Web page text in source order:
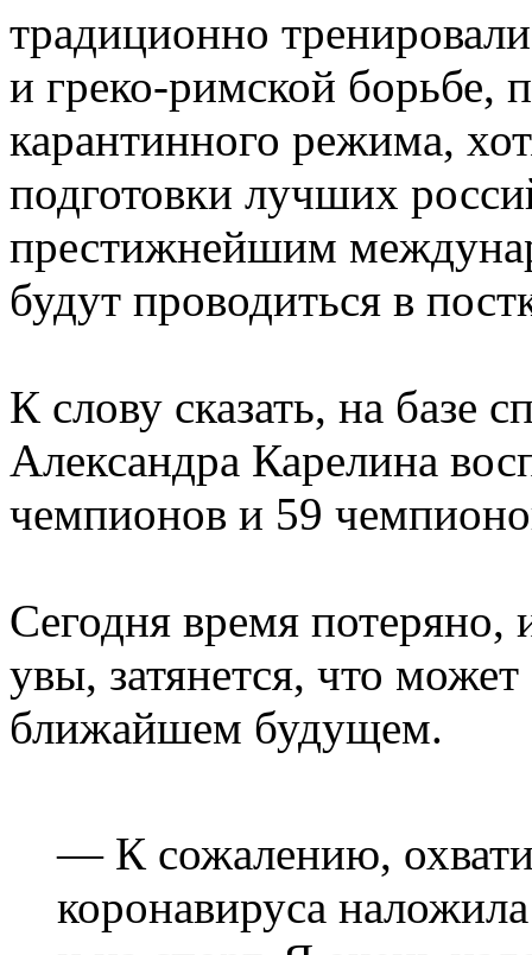
традиционно
и греко-римской борьбе,
карантинного режима,
подготовки лучших
престижнейшим
будут проводиться в
К слову сказать, на базе
Александра Карелина
чемпионов и 59
Сегодня время потеряно,
увы, затянется, что может
ближайшем будущем.
— К сожалению,
коронавируса